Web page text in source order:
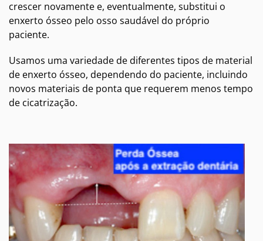
crescer novamente e, eventualmente, substitui o
enxerto ósseo pelo osso saudável do próprio
paciente.
Usamos uma variedade de diferentes tipos de material
de enxerto ósseo, dependendo do paciente, incluindo
novos materiais de ponta que requerem menos tempo
de cicatrização.